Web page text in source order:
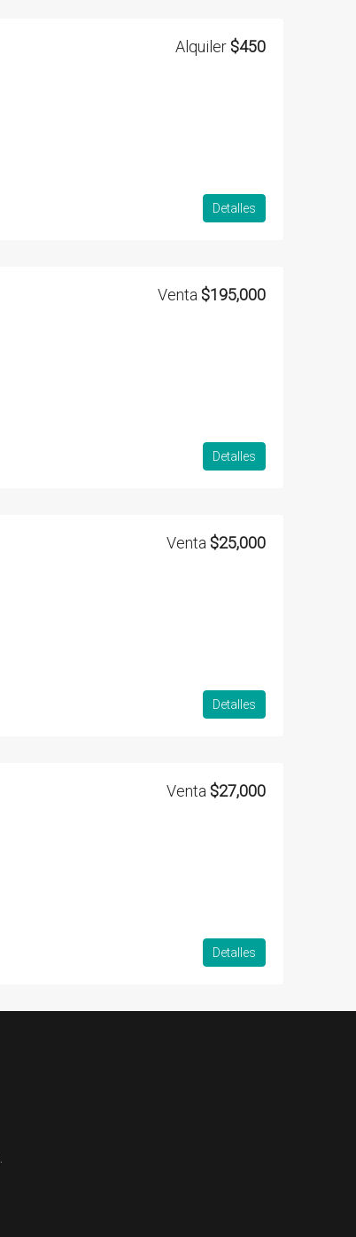
Alquiler $450
Detalles
Venta $195,000
Detalles
Venta $25,000
Detalles
Venta $27,000
Detalles